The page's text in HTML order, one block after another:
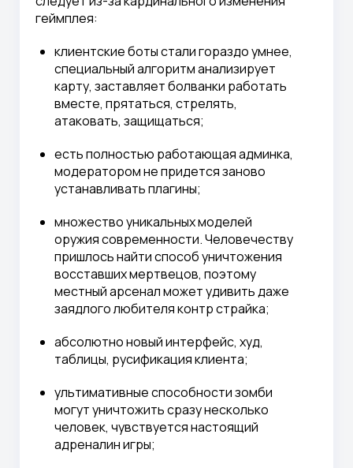
геймплея:
клиентские боты стали гораздо умнее,
специальный алгоритм анализирует
карту, заставляет болванки работать
вместе, прятаться, стрелять,
атаковать, защищаться;
есть полностью работающая админка,
модератором не придется заново
устанавливать плагины;
множество уникальных моделей
оружия современности. Человечеству
пришлось найти способ уничтожения
восставших мертвецов, поэтому
местный арсенал может удивить даже
заядлого любителя контр страйка;
абсолютно новый интерфейс, худ,
таблицы, русификация клиента;
ультимативные способности зомби
могут уничтожить сразу несколько
человек, чувствуется настоящий
адреналин игры;